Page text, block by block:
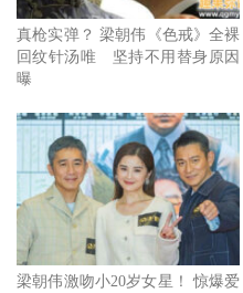
达斯汀丹尼尔克莱顿回归《
一角爆红的加拿大籍华裔男
平台IG转发报导，并搞笑留
（Flopped so hard we got a
不看好《尚气》怨气的痛快。
真枪实弹？ 梁朝伟《色戒》全裸
回纹针汤唯 坚持不用替身原因
曝
梁朝伟激吻小20岁女星！ 惊爆爱